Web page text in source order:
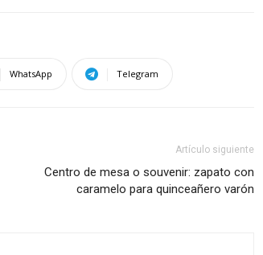
WhatsApp Telegram
Artículo siguiente
Centro de mesa o souvenir: zapato con
caramelo para quinceañero varón